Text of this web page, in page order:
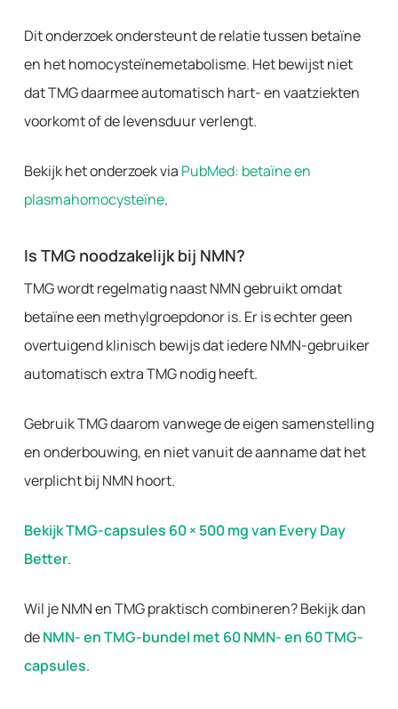
Dit onderzoek ondersteunt de relatie tussen betaïne
en het homocysteïnemetabolisme. Het bewijst niet
dat TMG daarmee automatisch hart- en vaatziekten
voorkomt of de levensduur verlengt.
Bekijk het onderzoek via PubMed: betaïne en
plasmahomocysteïne.
Is TMG noodzakelijk bij NMN?
TMG wordt regelmatig naast NMN gebruikt omdat
betaïne een methylgroepdonor is. Er is echter geen
overtuigend klinisch bewijs dat iedere NMN-gebruiker
automatisch extra TMG nodig heeft.
Gebruik TMG daarom vanwege de eigen samenstelling
en onderbouwing, en niet vanuit de aanname dat het
verplicht bij NMN hoort.
Bekijk TMG-capsules 60 × 500 mg van Every Day
Better.
Wil je NMN en TMG praktisch combineren? Bekijk dan
deNMN- en TMG-bundel met 60 NMN- en 60 TMG-
capsules.